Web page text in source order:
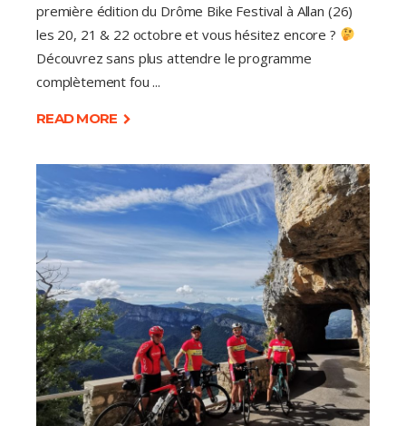
première édition du Drôme Bike Festival à Allan (26)
les 20, 21 & 22 octobre et vous hésitez encore ?
Découvrez sans plus attendre le programme
complètement fou
READ MORE